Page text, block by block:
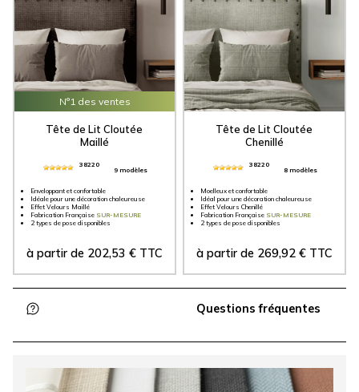
N°1 des ventes
Tête de Lit Cloutée
Maillé
38220
9 modèles
Enveloppant et confortable
Idéale pour une décoration chaleureuse
Effet Velours Maillé
Fabrication Française SUR-MESURE
2 types de pose disponibles
à partir de 202,53€ TTC
Tête de Lit Cloutée
Chenillé
38220
8 modèles
Moelleux et confortable
Idéal pour une décoration chaleureuse
Effet Velours Chenillé
Fabrication Française SUR-MESURE
2 types de pose disponibles
à partir de 269,92€ TTC
Questions fréquentes